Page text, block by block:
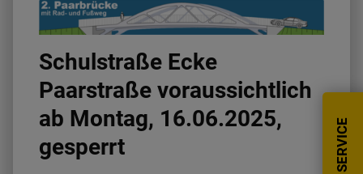
SERVICE
Schulstraße Ecke
Paarstraße voraussichtlich
ab Montag, 16.06.2025,
gesperrt